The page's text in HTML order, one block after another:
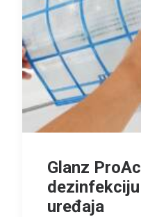
Glanz
uređaja